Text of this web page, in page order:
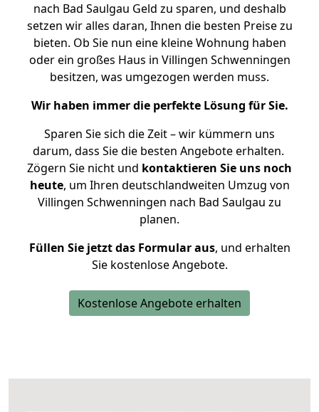
nach Bad Saulgau Geld zu sparen, und deshalb
setzen wir alles daran, Ihnen die besten Preise zu
bieten. Ob Sie nun eine kleine Wohnung haben
oder ein großes Haus in Villingen Schwenningen
besitzen, was umgezogen werden muss.
Wir haben immer die perfekte Lösung für Sie.
Sparen Sie sich die Zeit – wir kümmern uns
darum, dass Sie die besten Angebote erhalten.
Zögern Sie nicht und kontaktieren Sie uns noch
heute, um Ihren deutschlandweiten Umzug von
Villingen Schwenningen nach Bad Saulgau zu
planen.
Füllen Sie jetzt das Formular aus, und erhalten
Sie kostenlose Angebote.
Kostenlose Angebote erhalten